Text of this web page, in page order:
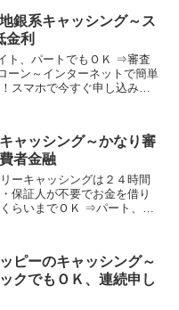
銀系キャッシング～ス
金利
ト、パートでもＯＫ ⇒審査
ーン～インターネットで簡単
マホで今すぐ申し込みＯ
ャッシング～かなり審
者金融
ーキャッシングは２４時間
保証人が不要でお金を借り
らいまでＯＫ ⇒パート、ア
ピーのキャッシング～
クでもＯＫ、連続申し